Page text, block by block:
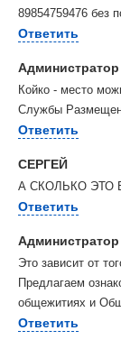
89854759476 без
Ответить
Администратор
Койко - место
Службы
Ответить
СЕРГЕЙ
А СКОЛЬКО ЭТО
Ответить
Администратор
Это зависит от
Предлагаем
общежитиях и
Ответить